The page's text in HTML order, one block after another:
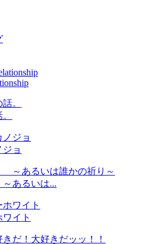
ョ
あるいは...
イト